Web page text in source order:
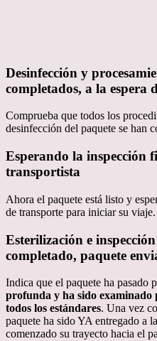
Desinfección y
completados, a la espera
Comprueba que todos los
desinfección del paquete se han
Esperando la inspección
transportista
Ahora el paquete está listo y
de transporte para iniciar su viaje.
Esterilización e
completado, paquete
Indica que el paquete ha pasado
profunda y ha sido examinado
todos los estándares. Una vez
paquete ha sido YA entregado a
comenzado su trayecto hacia el